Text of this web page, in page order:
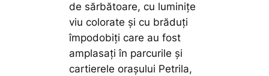
de sărbătoare, cu luminițe
viu colorate și cu brăduți
împodobiți care au fost
amplasați în parcurile și
cartierele orașului Petrila,